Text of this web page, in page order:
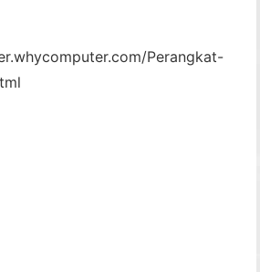
Perangkat-